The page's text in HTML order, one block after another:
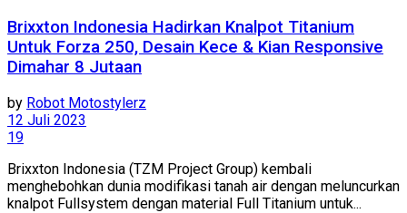
Brixxton Indonesia Hadirkan Knalpot Titanium
Untuk Forza 250, Desain Kece & Kian Responsive
Dimahar 8 Jutaan
by Robot Motostylerz
12 Juli 2023
19
Brixxton Indonesia (TZM Project Group) kembali
menghebohkan dunia modifikasi tanah air dengan meluncurkan
knalpot Fullsystem dengan material Full Titanium untuk...